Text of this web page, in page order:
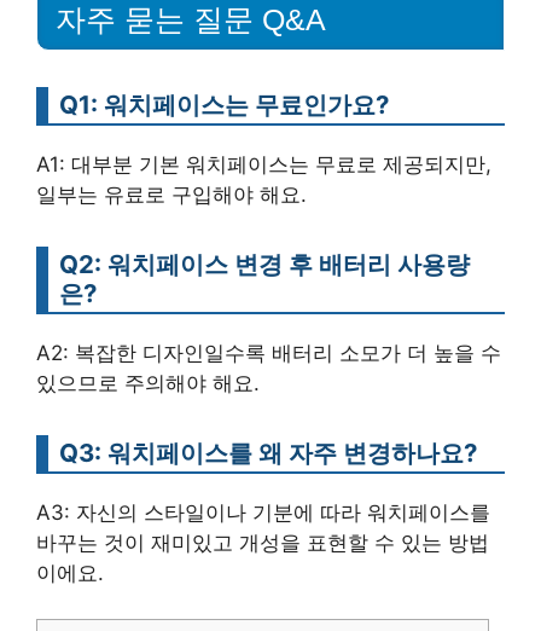
자주 묻는 질문 Q&A
Q1: 워치페이스는 무료인가요?
A1: 대부분 기본 워치페이스는 무료로 제공되지만,
일부는 유료로 구입해야 해요.
Q2: 워치페이스 변경 후 배터리 사용량
은?
A2: 복잡한 디자인일수록 배터리 소모가 더 높을 수
있으므로 주의해야 해요.
Q3: 워치페이스를 왜 자주 변경하나요?
A3: 자신의 스타일이나 기분에 따라 워치페이스를
바꾸는 것이 재미있고 개성을 표현할 수 있는 방법
이에요.